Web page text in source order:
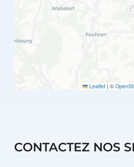
Leaflet | ©
CONTACTEZ NOS